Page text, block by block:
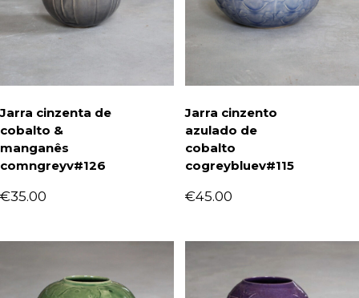
Jarra cinzenta de
cobalto &
manganês
comngreyv#126
35.00
€
Jarra cinzento
azulado de
cobalto
cogreybluev#115
45.00
€